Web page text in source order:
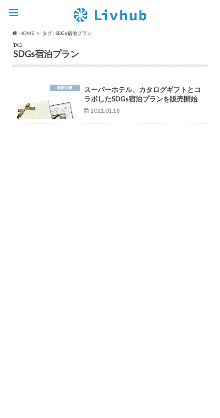
HOME
タグ : SDGs宿泊プラン
TAG
SDGs宿泊プラン
最新記事
スーパーホテル、カタログギフトとコ
ラボしたSDGs宿泊プランを販売開始
2021.01.18